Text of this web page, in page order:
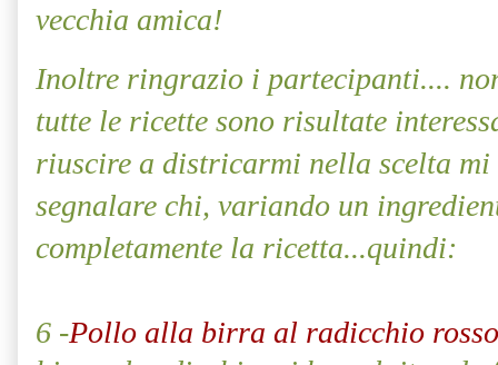
vecchia amica!
Inoltre ringrazio i partecipanti....
tutte le ricette sono risultate
riuscire a districarmi nella scelta mi
segnalare chi, variando un
completamente la ricetta...quindi:
6 -Pollo alla birra al radicchio